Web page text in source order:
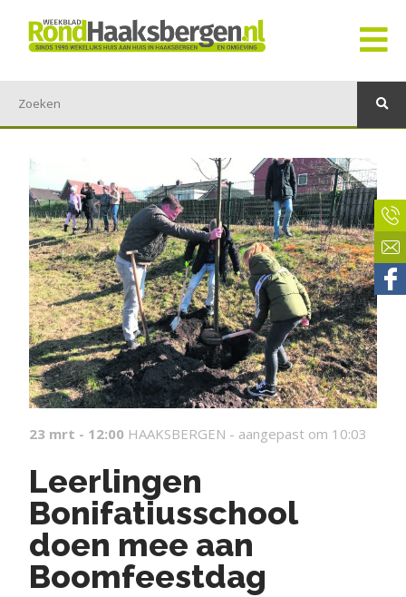
23 mrt - 12:00 HAAKSBERGEN - aangepast om 10:03
Leerlingen
Bonifatiusschool
doen mee aan
Boomfeestdag